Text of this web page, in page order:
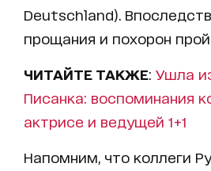
Deutschland).
прощания и похорон
ЧИТАЙТЕ ТАКЖЕ: Ушла
Писанка: воспоминания
актрисе и ведущей 1+1
Напомним, что коллеги